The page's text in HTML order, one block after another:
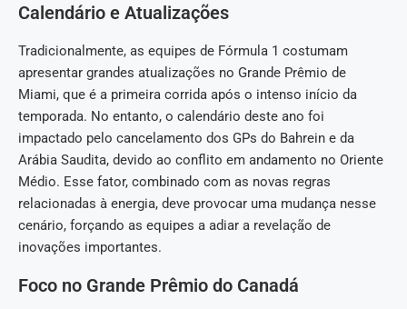
Calendário e Atualizações
Tradicionalmente, as equipes de Fórmula 1 costumam
apresentar grandes atualizações no Grande Prêmio de
Miami, que é a primeira corrida após o intenso início da
temporada. No entanto, o calendário deste ano foi
impactado pelo cancelamento dos GPs do Bahrein e da
Arábia Saudita, devido ao conflito em andamento no Oriente
Médio. Esse fator, combinado com as novas regras
relacionadas à energia, deve provocar uma mudança nesse
cenário, forçando as equipes a adiar a revelação de
inovações importantes.
Foco no Grande Prêmio do Canadá